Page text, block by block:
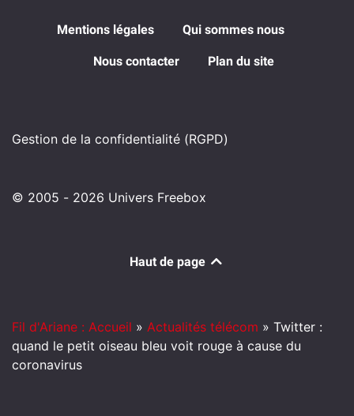
Mentions légales Qui sommes nous
Nous contacter Plan du site
Gestion de la confidentialité (RGPD)
© 2005 - 2026 Univers Freebox
Haut de page
Fil d'Ariane : Accueil » Actualités télécom » Twitter :
quand le petit oiseau bleu voit rouge à cause du
coronavirus